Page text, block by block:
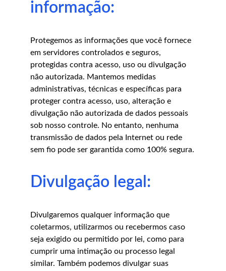
informação:
Protegemos as informações que você fornece
em servidores controlados e seguros,
protegidas contra acesso, uso ou divulgação
não autorizada. Mantemos medidas
administrativas, técnicas e específicas para
proteger contra acesso, uso, alteração e
divulgação não autorizada de dados pessoais
sob nosso controle. No entanto, nenhuma
transmissão de dados pela Internet ou rede
sem fio pode ser garantida como 100% segura.
Divulgação legal:
Divulgaremos qualquer informação que
coletarmos, utilizarmos ou recebermos caso
seja exigido ou permitido por lei, como para
cumprir uma intimação ou processo legal
similar. Também podemos divulgar suas